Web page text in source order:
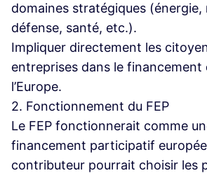
domaines stratégiques (énergie,
défense, santé, etc.).
Impliquer directement les
entreprises dans le financement
l’Europe.
2. Fonctionnement du FEP
Le FEP fonctionnerait comme
financement participatif
contributeur pourrait choisir les